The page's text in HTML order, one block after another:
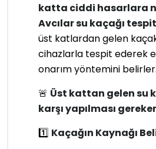
katta ciddi hasarlara
Avcılar su kaçağı
üst katlardan gelen
cihazlarla tespit ederek
onarım yöntemini belirler.
🚨 Üst kattan gelen su
karşı yapılması
1️⃣ Kaçağın Kaynağı